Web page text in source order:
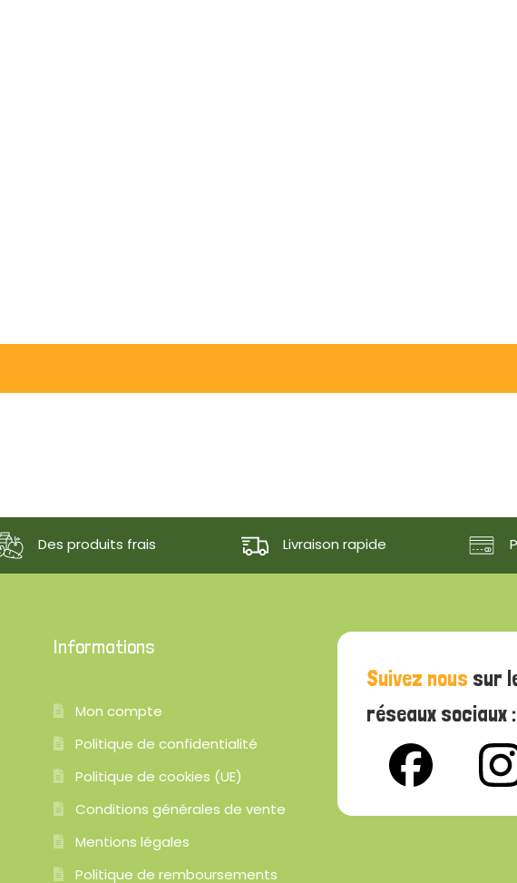
Des produits frais Livraison rapide
Informations
Mon compte
Politique de confidentialité
Politique de cookies (UE)
Conditions générales de vente
Mentions légales
Politique de remboursements
Suivez nous sur
réseaux sociaux :